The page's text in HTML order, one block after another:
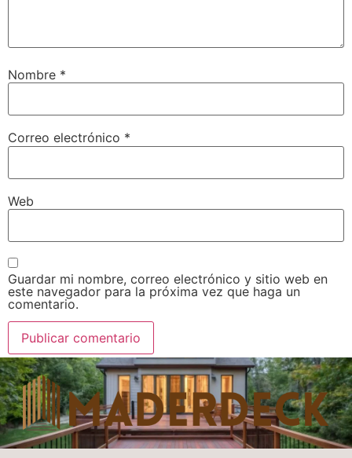
Nombre *
Correo electrónico *
Web
Guardar mi nombre, correo electrónico y sitio web en
este navegador para la próxima vez que haga un
comentario.